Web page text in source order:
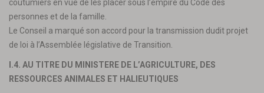
coutumiers en vue de les placer sous l’empire du Code des
personnes et de la famille.
Le Conseil a marqué son accord pour la transmission dudit projet
de loi à l’Assemblée législative de Transition.
I.4. AU TITRE DU MINISTERE DE L’AGRICULTURE, DES
RESSOURCES ANIMALES ET HALIEUTIQUES